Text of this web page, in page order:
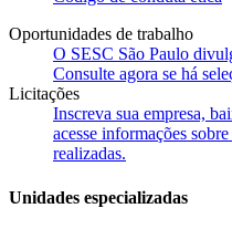
Oportunidades de trabalho
O SESC São Paulo
Consulte agora se há
Licitações
Inscreva sua empresa,
acesse informações
realizadas.
Unidades especializadas